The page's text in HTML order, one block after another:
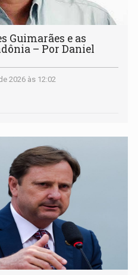
Guimarães e as
– Por Daniel
2026 às 12:02